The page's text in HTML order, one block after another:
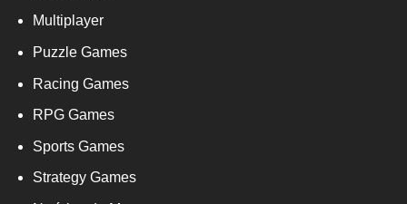
Multiplayer
Puzzle Games
Racing Games
RPG Games
Sports Games
Strategy Games